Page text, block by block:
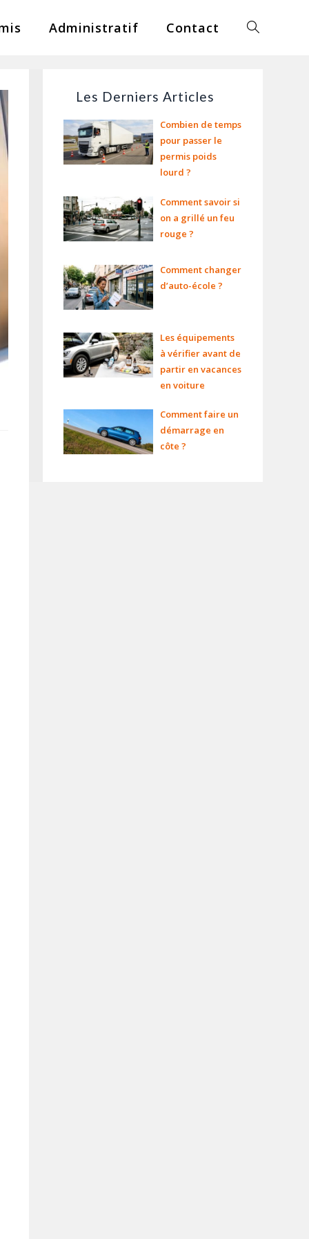
Administratif Contact
Les Derniers Articles
Combien de temps
pour passer le
permis poids
lourd ?
Comment savoir si
on a grillé un feu
rouge ?
Comment changer
d’auto-école ?
Les équipements
à vérifier avant de
partir en vacances
en voiture
Comment faire un
démarrage en
côte ?